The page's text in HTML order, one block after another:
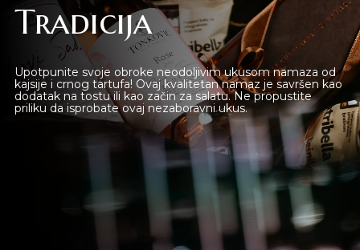
Tradicija
Upotpunite svoje obroke neodoljivim ukusom namaza od
kajsije i crnog tartufa! Ovaj kvalitetan namaz je savršen kao
dodatak na tostu ili kao začin za salatu. Ne propustite
priliku da isprobate ovaj nezaboravni ukus.